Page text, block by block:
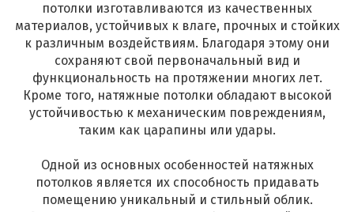
потолки изготавливаются из качественных
материалов, устойчивых к влаге, прочных и стойких
к различным воздействиям. Благодаря этому они
сохраняют свой первоначальный вид и
функциональность на протяжении многих лет.
Кроме того, натяжные потолки обладают высокой
устойчивостью к механическим повреждениям,
таким как царапины или удары.
Одной из основных особенностей натяжных
потолков является их способность придавать
помещению уникальный и стильный облик.